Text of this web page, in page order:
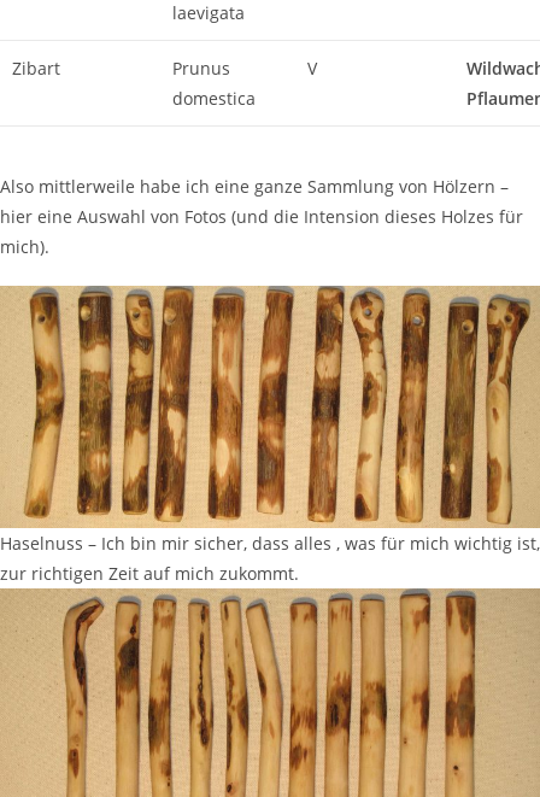
laevigata
Zibart
Prunus
domestica
V
Also mittlerweile habe ich eine ganze Sammlung von Hölzern –
hier eine Auswahl von Fotos (und die Intension dieses Holzes für
mich).
Haselnuss – Ich bin mir sicher, dass alles , was für mich wichtig ist,
zur richtigen Zeit auf mich zukommt.